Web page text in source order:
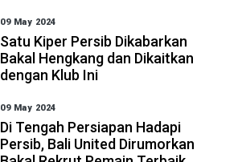
09 May 2024
Satu Kiper Persib Dikabarkan
Bakal Hengkang dan Dikaitkan
dengan Klub Ini
09 May 2024
Di Tengah Persiapan Hadapi
Persib, Bali United Dirumorkan